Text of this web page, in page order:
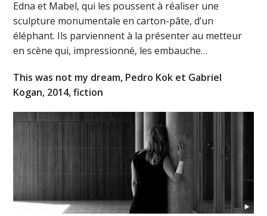
Edna et Mabel, qui les poussent à réaliser une
sculpture monumentale en carton-pâte, d’un
éléphant. Ils parviennent à la présenter au metteur
en scène qui, impressionné, les embauche…
This was not my dream, Pedro Kok et Gabriel
Kogan, 2014, fiction